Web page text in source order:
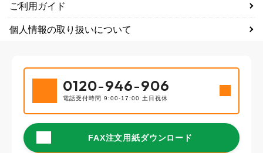
ご利用ガイド
個人情報の取り扱いについて
0120-946-906
電話受付時間 9:00-17:00 土日祝休
FAX注文用紙ダウンロード